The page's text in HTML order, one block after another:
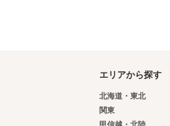
エリアから探す
北海道・東北
関東